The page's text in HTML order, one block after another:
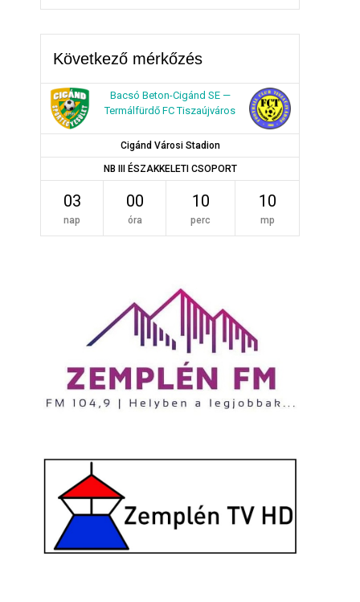
Következő mérkőzés
Bacsó Beton-Cigánd SE —
Termálfürdő FC Tiszaújváros
Cigánd Városi Stadion
NB III ÉSZAKKELETI CSOPORT
03
nap
00
óra
10
perc
10
mp